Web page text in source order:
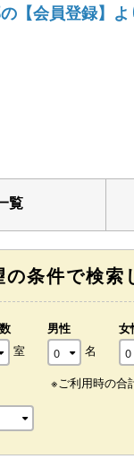
【会員登録】よ
覧
の条件で検索
室
男性
名
女
※ご利用時の合